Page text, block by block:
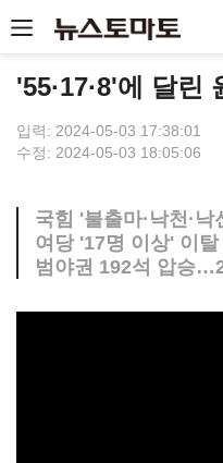
'55·17·8'에 달린
입력: 2024-05-03 17:38:01
수정: 2024-05-03 18:05:06
국힘 '불출마·낙천·
여당 '17명 이상' 이
범야권 192석 압승